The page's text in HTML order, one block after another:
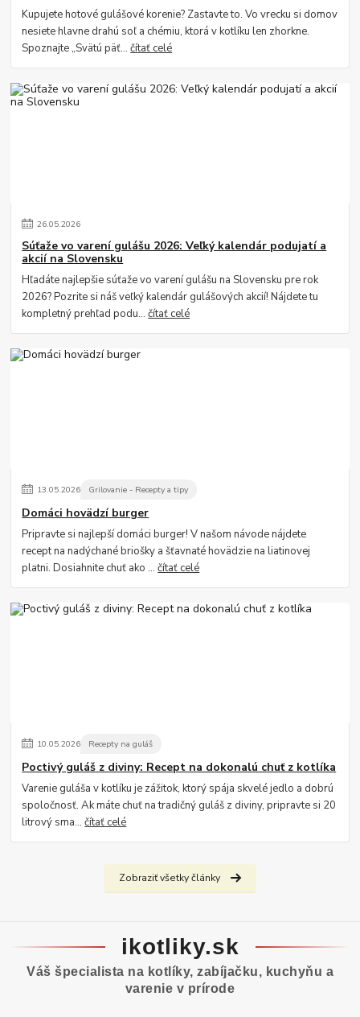
Kupujete hotové gulášové korenie? Zastavte to. Vo vrecku si domov
nesiete hlavne drahú soľ a chémiu, ktorá v kotlíku len zhorkne.
Spoznajte „Svätú päť...čítať celé
26.05.2026
Súťaže vo varení gulášu 2026: Veľký kalendár podujatí a
akcií na Slovensku
Hľadáte najlepšie súťaže vo varení gulášu na Slovensku pre rok
2026? Pozrite si náš veľký kalendár gulášových akcií! Nájdete tu
kompletný prehľad podu...čítať celé
13.05.2026 Grilovanie - Recepty a tipy
Domáci hovädzí burger
Pripravte si najlepší domáci burger! V našom návode nájdete
recept na nadýchané briošky a šťavnaté hovädzie na liatinovej
platni. Dosiahnite chuť ako ...čítať celé
10.05.2026 Recepty na guláš
Poctivý guláš z diviny: Recept na dokonalú chuť z kotlíka
Varenie guláša v kotlíku je zážitok, ktorý spája skvelé jedlo a dobrú
spoločnosť. Ak máte chuť na tradičný guláš z diviny, pripravte si 20
litrový sma...čítať celé
Zobraziť všetky články
ikotliky.sk
Váš špecialista na kotlíky, zabíjačku, kuchyňu a
varenie v prírode